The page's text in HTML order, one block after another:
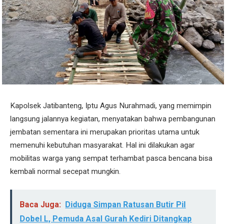
Kapolsek Jatibanteng, Iptu Agus Nurahmadi, yang memimpin
langsung jalannya kegiatan, menyatakan bahwa pembangunan
jembatan sementara ini merupakan prioritas utama untuk
memenuhi kebutuhan masyarakat. Hal ini dilakukan agar
mobilitas warga yang sempat terhambat pasca bencana bisa
kembali normal secepat mungkin.
Baca Juga: Diduga Simpan Ratusan Butir Pil
Dobel L, Pemuda Asal Gurah Kediri Ditangkap